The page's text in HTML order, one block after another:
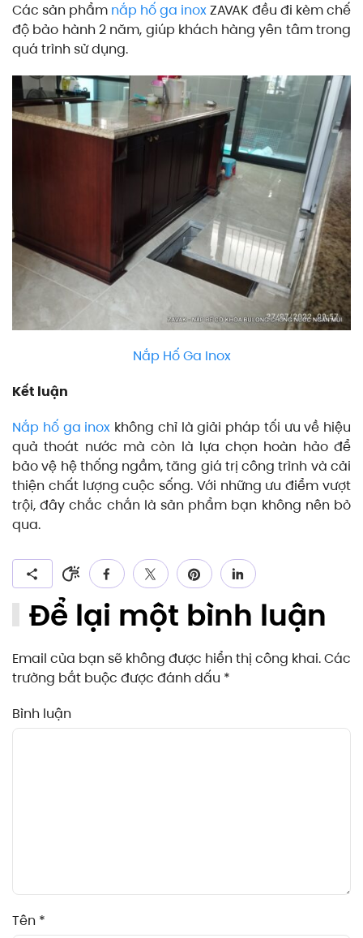
Các sản phẩm nắp hố ga inoxZAVAK đều đi kèm chế
độ bảo hành 2 năm, giúp khách hàng yên tâm trong
quá trình sử dụng.
Nắp Hố Ga Inox
Kết luận
Nắp hố ga inox không chỉ là giải pháp tối ưu về hiệu
quả thoát nước mà còn là lựa chọn hoàn hảo để
bảo vệ hệ thống ngầm, tăng giá trị công trình và cải
thiện chất lượng cuộc sống. Với những ưu điểm vượt
trội, đây chắc chắn là sản phẩm bạn không nên bỏ
qua.
Để lại một bình luận
Email của bạn sẽ không được hiển thị công khai. Các
trường bắt buộc được đánh dấu *
Bình luận
Tên *